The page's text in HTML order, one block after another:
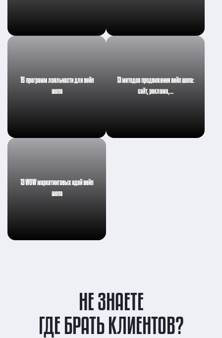
15 программ лояльности для вейп
шопа
13 методов продвижения вейп шопа:
сайт, реклама,…
13 WOW маркетинговых идей вейп
шопа
ГДЕ БРАТЬ КЛИЕНТОВ?
НЕ ЗНАЕТЕ